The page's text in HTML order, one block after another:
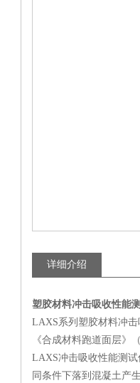
详细介绍
塑胶材料冲击吸收性能
LAXS系列塑胶材料冲
《合成材料跑道面层》
LAXS冲击吸收性能测
同条件下落到混凝土产